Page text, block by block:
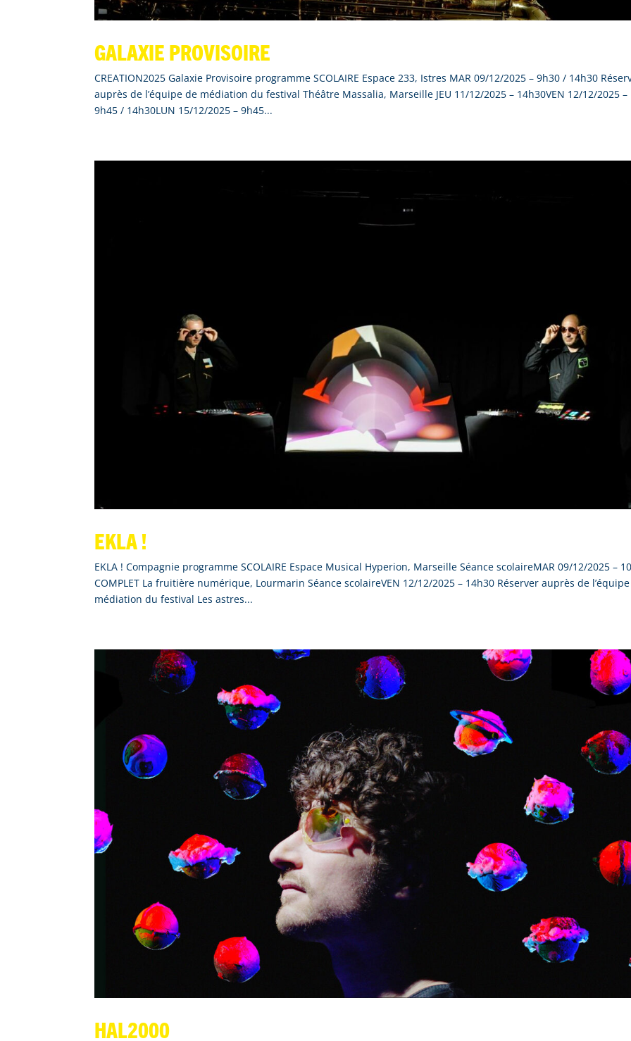
Galaxie Provisoire
CREATION2025 Galaxie Provisoire programme SCOLAIRE Espace 233, Istres MAR 09/12/2025 – 9h30 / 14h30
auprès de l’équipe de médiation du festival Théâtre Massalia, Marseille JEU 11/12/2025 – 14h30VEN 12/12/2025 –
9h45 / 14h30LUN 15/12/2025 – 9h45...
EKLA !
EKLA ! Compagnie programme SCOLAIRE Espace Musical Hyperion, Marseille Séance scolaireMAR 09/12/2025 –
COMPLET La fruitière numérique, Lourmarin Séance scolaireVEN 12/12/2025 – 14h30 Réserver auprès de
médiation du festival Les astres...
HAL2000